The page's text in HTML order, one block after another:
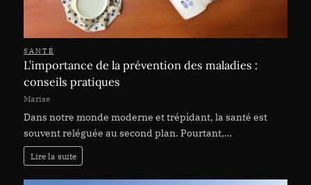
SANTÉ
L’importance de la prévention des maladies :
conseils pratiques
Marise
Dans notre monde moderne et trépidant, la santé est
souvent reléguée au second plan. Pourtant,…
Lire la suite